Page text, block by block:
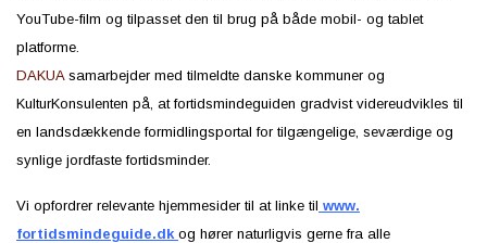
YouTube-film og tilpasset den til brug på både mobil- og tablet
platforme.
DAKUAsamarbejder med tilmeldte danske kommuner og
KulturKonsulenten på, at fortidsmindeguiden gradvist videreudvikles til
en landsdækkende formidlingsportal for tilgængelige, seværdige og
synlige jordfaste fortidsminder.
Vi opfordrer relevante hjemmesider til at linke til www.
fortidsmindeguide.dk og hører naturligvis gerne fra alle